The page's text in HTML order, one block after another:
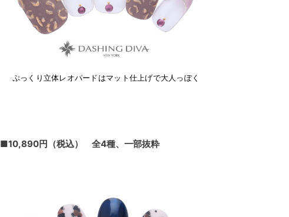
ぷっくり立体レオパードはマット仕上げで大人っぽく
■10,890円（税込） 全4種、一部抜粋